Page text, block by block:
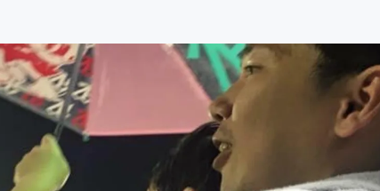
アート・写真 音楽
テクノロジー・ガジェット ゲーム・サービス開発
映像・映画 書籍・雑誌出版